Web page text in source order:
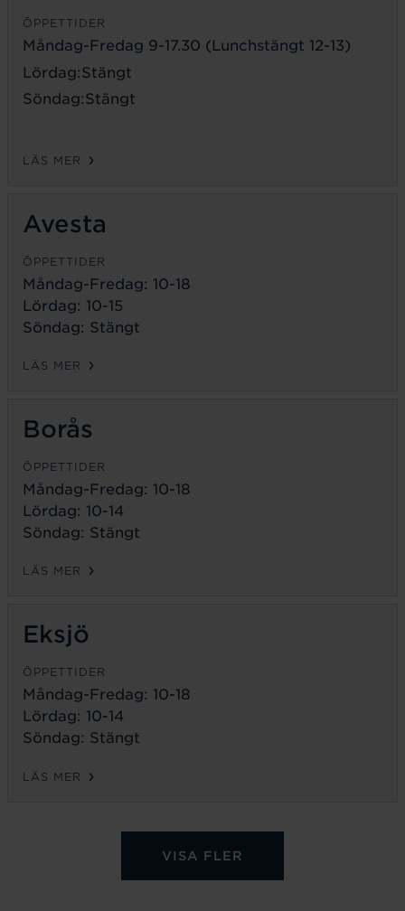
ÖPPETTIDER
Måndag-Fredag 9-17.30 (Lunchstängt 12-13)
Lördag:Stängt
Söndag:Stängt
LÄS MER
Avesta
ÖPPETTIDER
Måndag-Fredag: 10-18
Lördag: 10-15
Söndag: Stängt
LÄS MER
Borås
ÖPPETTIDER
Måndag-Fredag: 10-18
Lördag: 10-14
Söndag: Stängt
LÄS MER
Eksjö
ÖPPETTIDER
Måndag-Fredag: 10-18
Lördag: 10-14
Söndag: Stängt
LÄS MER
VISA FLER